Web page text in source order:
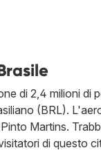
di 2,4 milioni di
(BRL).
Martins.
di questo